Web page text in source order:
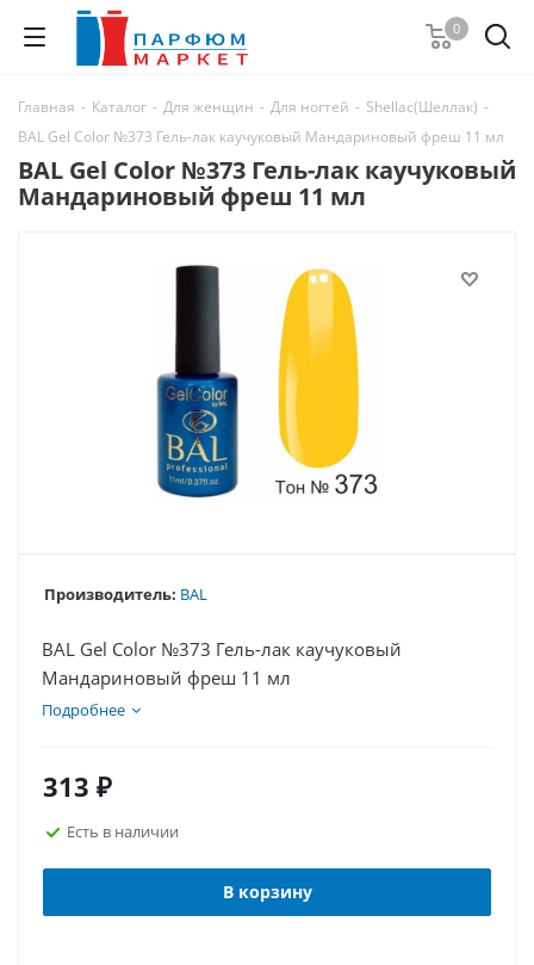
0
Главная - Каталог - Для женщин - Для ногтей - Shellac(Шеллак) -
BAL Gel Color №373 Гель-лак каучуковый Мандариновый фреш 11 мл
BAL Gel Color №373 Гель-лак каучуковый
Мандариновый фреш 11 мл
Производитель: BAL
BAL Gel Color №373 Гель-лак каучуковый
Мандариновый фреш 11 мл
Подробнее
313 ₽
Есть в наличии
В корзину